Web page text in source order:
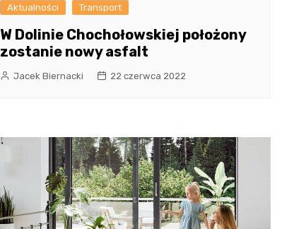
Aktualności Transport
W Dolinie Chochołowskiej położony
zostanie nowy asfalt
Jacek Biernacki 22 czerwca 2022